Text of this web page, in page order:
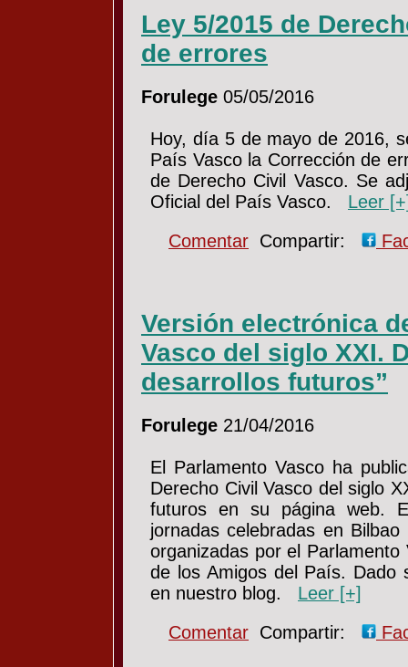
Ley 5/2015 de
de errores
Forulege 05/05/2016
Hoy, día 5 de mayo de 2016,
País Vasco la Corrección de
de Derecho Civil Vasco. Se
Oficial del País Vasco. Leer
Comentar Compartir:
Versión electrónica
Vasco del siglo XXI.
desarrollos futuros”
Forulege 21/04/2016
El Parlamento Vasco ha
Derecho Civil Vasco del siglo
futuros en su página web.
jornadas celebradas en
organizadas por el
de los Amigos del País. Dado
en nuestro blog. Leer [+]
Comentar Compartir: